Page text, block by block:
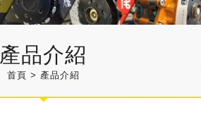
產品介紹
首頁 產品介紹